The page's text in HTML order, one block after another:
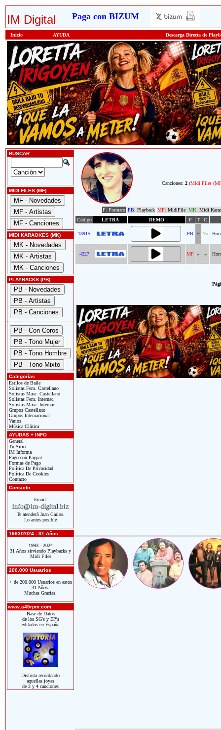
IM Digital Paga con BIZUM
Inicio AYUDA Descarga Directa de
BUSCAR
MIDI FILES (MF)
MIDI KARAOKES (MK)
PLAYBACKS (PB)
Categorías
Estilos de Baile
Solistas Fem. Castellano
Solistas Masc. Castellano
Solistas Fem. Internac.
Solistas Masc. Internac.
Grupos Castellano
Grupos Internacional
Varios
Música Clásica
AYUDAS + INFO
General
Tu Sitio
IM Informa
Pago con Paypal
Formas de Pago
Política De Privacidad
Política De Cookies
Contacto
Contacto
Email:
Te atenderá Juan Carlos.
Lo antes posible
1993/2024 - 31 Años
1993 - 2024
31 Años sirviendo Playbacks y
Midi Files
200.000 Usuarios
+ de 200.000 Usuarios en estos
31 Años.
Muchas Gracias.
www.a45rpm.com
Base de Datos
de los SG's y EP's
editados en España
Disfruta recordando
aquellas joyas
de 2 y 4 canciones
Canciones: 2 (Midi Files
F: Formato PB: Playback MF: MidiFile MK: Midi
Código
LETRA DEMO F T C
18915 PB H No
4227 MF - -